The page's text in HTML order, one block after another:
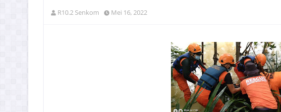
R10.2 Senkom Mei 16, 2022